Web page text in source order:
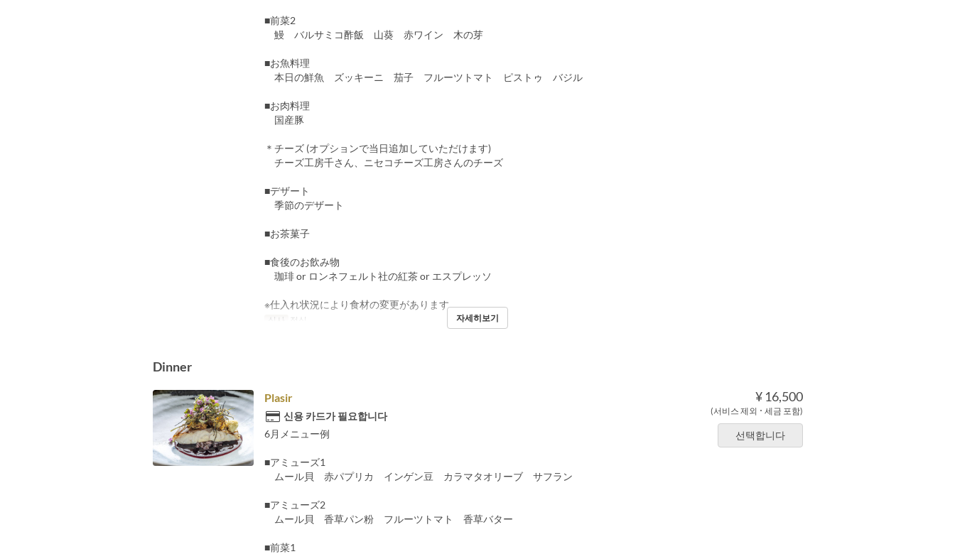
■前菜2
鰻 バルサミコ酢飯 山葵 赤ワイン 木の芽
■お魚料理
本日の鮮魚 ズッキーニ 茄子 フルーツトマト ピストゥ バジル
■お肉料理
国産豚
＊チーズ (オプションで当日追加していただけます)
チーズ工房千さん、ニセコチーズ工房さんのチーズ
■デザート
季節のデザート
■お茶菓子
■食後のお飲み物
珈琲 or ロンネフェルト社の紅茶 or エスプレッソ
※仕入れ状況により食材の変更があります。
식사 점심 자세히보기
Dinner
¥ 16,500
(서비스 제외 ･ 세금 포함)
선택합니다
Plasir
신용 카드가 필요합니다
6月メニュー例
■アミューズ1
ムール貝 赤パプリカ インゲン豆 カラマタオリーブ サフラン
■アミューズ2
ムール貝 香草パン粉 フルーツトマト 香草バター
■前菜1